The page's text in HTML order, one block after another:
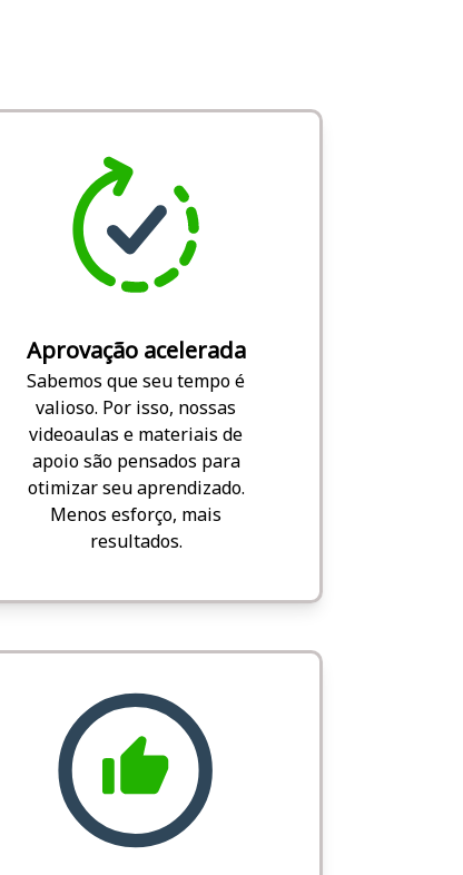
Aprovação acelerada
Sabemos que seu tempo é
valioso. Por isso, nossas
videoaulas e materiais de
apoio são pensados para
otimizar seu aprendizado.
Menos esforço, mais
resultados.